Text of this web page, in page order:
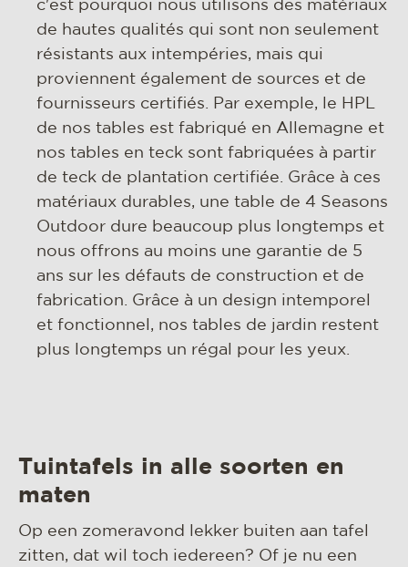
c'est pourquoi nous utilisons des matériaux
de hautes qualités qui sont non seulement
résistants aux intempéries, mais qui
proviennent également de sources et de
fournisseurs certifiés. Par exemple, le HPL
de nos tables est fabriqué en Allemagne et
nos tables en teck sont fabriquées à partir
de teck de plantation certifiée. Grâce à ces
matériaux durables, une table de 4 Seasons
Outdoor dure beaucoup plus longtemps et
nous offrons au moins une garantie de 5
ans sur les défauts de construction et de
fabrication. Grâce à un design intemporel
et fonctionnel, nos tables de jardin restent
plus longtemps un régal pour les yeux.
Tuintafels in alle soorten en
maten
Op een zomeravond lekker buiten aan tafel
zitten, dat wil toch iedereen? Of je nu een